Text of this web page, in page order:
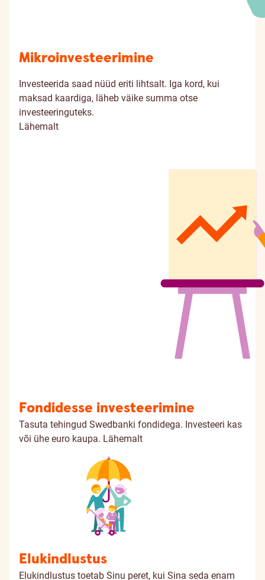
Mikroinvesteerimine
Investeerida saad nüüd eriti lihtsalt. Iga kord, kui
maksad kaardiga, läheb väike summa otse
investeeringuteks.
Lähemalt
Fondidesse investeerimine
Tasuta tehingud Swedbanki fondidega. Investeeri kas
või ühe euro kaupa. Lähemalt
Elukindlustus
Elukindlustus toetab Sinu peret, kui Sina seda enam